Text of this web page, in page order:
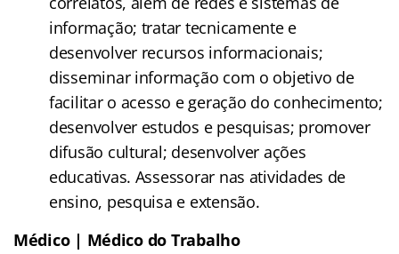
informação; tratar tecnicamente e
desenvolver recursos informacionais;
disseminar informação com o objetivo de
facilitar o acesso e geração do conhecimento;
desenvolver estudos e pesquisas; promover
difusão cultural; desenvolver ações
educativas. Assessorar nas atividades de
ensino, pesquisa e extensão.
Médico | Médico do Trabalho